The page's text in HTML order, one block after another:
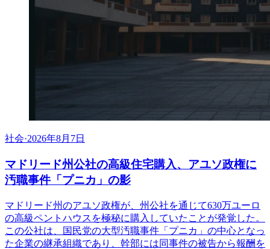
社会·2026年8月7日
マドリード州公社の高級住宅購入、アユソ政権に
汚職事件「プニカ」の影
マドリード州のアユソ政権が、州公社を通じて630万ユーロ
の高級ペントハウスを極秘に購入していたことが発覚した。
この公社は、国民党の大型汚職事件「プニカ」の中心となっ
た企業の継承組織であり、幹部には同事件の被告から報酬を